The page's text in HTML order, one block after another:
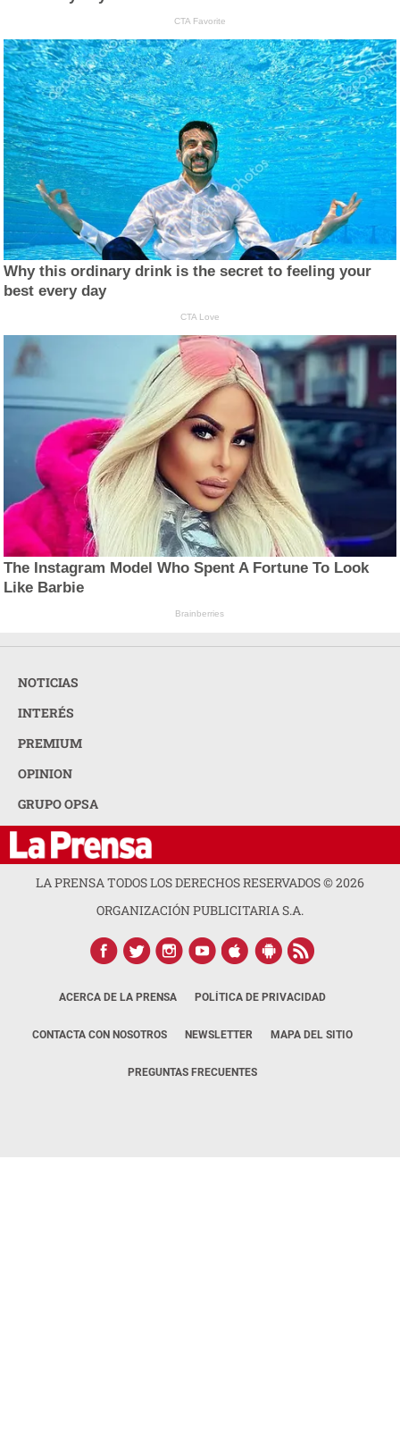
CTA Favorite
Why this ordinary drink is the secret to feeling your
best every day
CTA Love
The Instagram Model Who Spent A Fortune To Look
Like Barbie
Brainberries
NOTICIAS
INTERÉS
PREMIUM
OPINION
GRUPO OPSA
LA PRENSA TODOS LOS DERECHOS RESERVADOS ©2026
ORGANIZACIÓN PUBLICITARIA S.A.
ACERCA DE LA PRENSA POLÍTICA DE PRIVACIDAD
CONTACTA CON NOSOTROS NEWSLETTER MAPA DEL SITIO
PREGUNTAS FRECUENTES